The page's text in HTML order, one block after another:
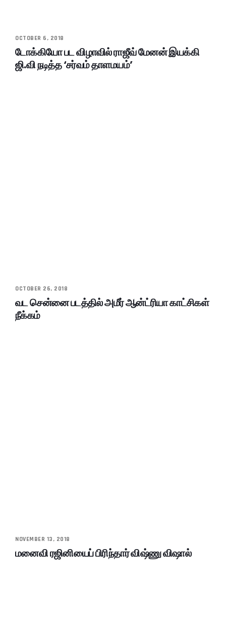
OCTOBER 6, 2018
டோக்கியோ பட விழாவில் ராஜீவ் மேனன் இயக்கி
ஜி.வி நடித்த ‘சர்வம் தாளமயம்’
OCTOBER 26, 2018
வட சென்னை படத்தில் அமீர் ஆன்ட்ரியா காட்சிகள்
நீக்கம்
NOVEMBER 13, 2018
மனைவி ரஜினியைப் பிரிந்தார் விஷ்ணு விஷால்